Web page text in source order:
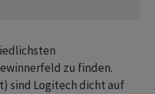
zu finden.
sind Logitech dicht auf